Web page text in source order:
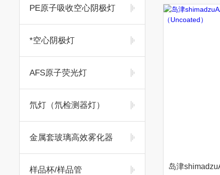
PE原子吸收空心阴极灯
*空心阴极灯
AFS原子荧光灯
氘灯（氘检测器灯）
金属套玻璃高效雾化器
样品杯/样品管